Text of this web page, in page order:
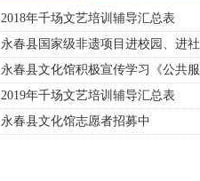
2018年千场文艺培训辅导汇总表
永春县国家级非遗项目进校园、进
永春县文化馆积极宣传学习《公共服
2019年千场文艺培训辅导汇总表
永春县文化馆志愿者招募中